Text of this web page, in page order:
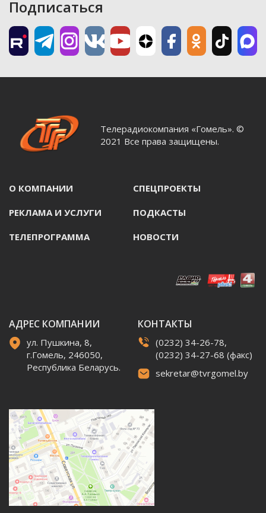
Подписаться
Телерадиокомпания «Гомель». ©
2021 Все права защищены.
О КОМПАНИИ СПЕЦПРОЕКТЫ
РЕКЛАМА И УСЛУГИ ПОДКАСТЫ
ТЕЛЕПРОГРАММА НОВОСТИ
АДРЕС КОМПАНИИ
ул. Пушкина, 8,
г.Гомель, 246050,
Республика Беларусь.
КОНТАКТЫ
(0232) 34-26-78,
(0232) 34-27-68 (факс)
sekretar@tvrgomel.by